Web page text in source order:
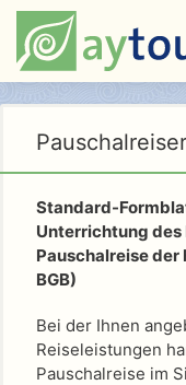
Standard-
Unterrichtung des
Pauschalreise der
BGB)
Bei der Ihnen
Reiseleistungen
Pauschalreise im